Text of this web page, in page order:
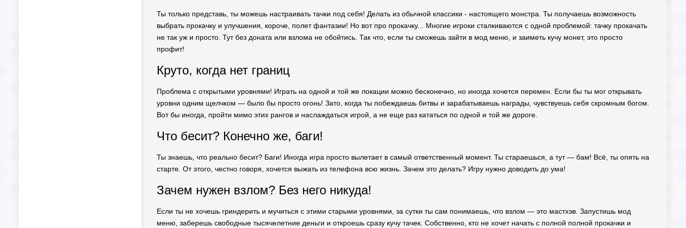
Ты только представь, ты можешь настраивать тачки под себя! Делать из обычной классики - настоящего монстра. Ты получаешь возможность
выбрать прокачку и улучшения, короче, полет фантазии! Но вот про прокачку... Многие игроки сталкиваются с одной проблемой: тачку прокачать
не так уж и просто. Тут без доната или взлома не обойтись. Так что, если ты сможешь зайти в мод меню, и заиметь кучу монет, это просто
профит!
Круто, когда нет границ
Проблема с открытыми уровнями! Играть на одной и той же локации можно бесконечно, но иногда хочется перемен. Если бы ты мог открывать
уровни одним щелчком — было бы просто огонь! Зато, когда ты побеждаешь битвы и зарабатываешь награды, чувствуешь себя скромным богом.
Вот бы иногда, пройти мимо этих рангов и наслаждаться игрой, а не еще раз кататься по одной и той же дороге.
Что бесит? Конечно же, баги!
Ты знаешь, что реально бесит? Баги! Иногда игра просто вылетает в самый ответственный момент. Ты стараешься, а тут — бам! Всё, ты опять на
старте. От этого, честно говоря, хочется выжать из телефона всю жизнь. Зачем это делать? Игру нужно доводить до ума!
Зачем нужен взлом? Без него никуда!
Если ты не хочешь гриндерить и мучиться с этими старыми уровнями, за сутки ты сам понимаешь, что взлом — это мастхэв. Запустишь мод
меню, заберешь свободные тысячелетние деньги и откроешь сразу кучу тачек. Собственно, кто не хочет начать с полной полной прокачки и